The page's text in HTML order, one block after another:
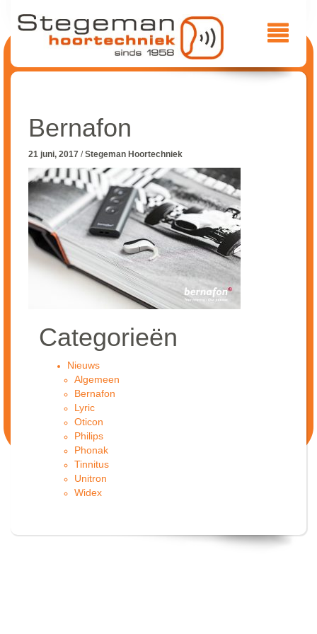
Bernafon
21 juni, 2017 /Stegeman Hoortechniek
Categorieën
Nieuws
Algemeen
Bernafon
Lyric
Oticon
Philips
Phonak
Tinnitus
Unitron
Widex